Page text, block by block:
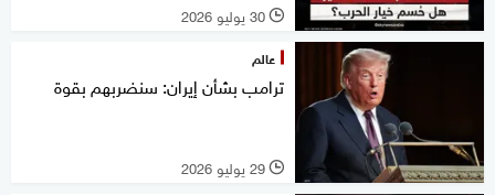
l 30 يوليو 2026
عالم
ترامب بشأن إيران: سنضربهم بقوة
l 29 يوليو 2026